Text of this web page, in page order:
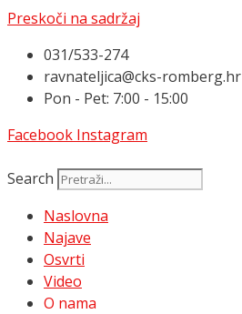
Preskoči na sadržaj
031/533-274
ravnateljica@cks-romberg.hr
Pon - Pet: 7:00 - 15:00
Facebook Instagram
Search
Naslovna
Najave
Osvrti
Video
O nama